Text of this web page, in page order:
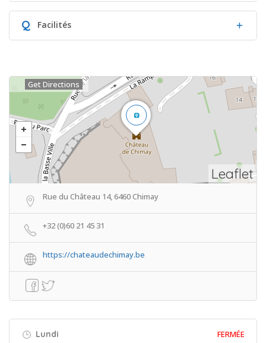
Q Facilités
Leaflet
Get Directions
Rue du Château 14, 6460 Chimay
+32 (0)60 21 45 31
https://chateaudechimay.be
Lundi FERMÉE